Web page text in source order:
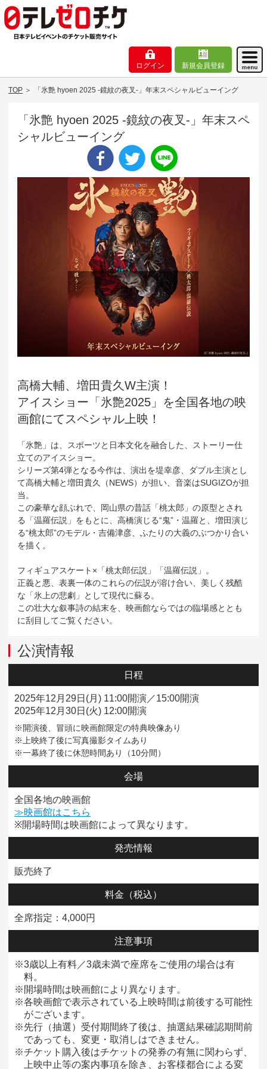
ログイン 新規会員登録
TOP ＞ 「氷艶 hyoen 2025 -鏡紋の夜叉-」年末スペシャルビューイング
「氷艶 hyoen 2025 -鏡紋の夜叉-」年末スペ
シャルビューイング
高橋大輔、増田貴久W主演！
アイスショー「氷艶2025」を全国各地の映
画館にてスペシャル上映！
「氷艶」は、スポーツと日本文化を融合した、ストーリー仕
立てのアイスショー。
シリーズ第4弾となる今作は、演出を堤幸彦、ダブル主演とし
て高橋大輔と増田貴久（NEWS）が担い、音楽はSUGIZOが担
当。
この豪華な顔ぶれで、岡山県の昔話「桃太郎」の原型とされ
る「温羅伝説」をもとに、高橋演じる“鬼”・温羅と、増田演じ
る“桃太郎”のモデル・吉備津彦、ふたりの大義のぶつかり合い
を描く。
フィギュアスケート×「桃太郎伝説」「温羅伝説」。
正義と悪、表裏一体のこれらの伝説が溶け合い、美しく残酷
な「氷上の悲劇」として現代に蘇る。
この壮大な叙事詩の結末を、映画館ならではの臨場感ととも
に刮目してご覧ください。
公演情報
日程
2025年12月29日(月) 11:00開演／15:00開演
2025年12月30日(火) 12:00開演
※開演後、冒頭に映画館限定の特典映像あり
※上映終了後に写真撮影タイムあり
※一幕終了後に休憩時間あり（10分間）
会場
全国各地の映画館
≫映画館はこちら
※開場時間は映画館によって異なります。
発売情報
販売終了
料金 （税込）
全席指定：4,000円
注意事項
※3歳以上有料／3歳未満で座席をご使用の場合は有
料。
※開場時間は映画館により異なります。
※各映画館で表示されている上映時間は前後する可能性
がございます。
※先行（抽選）受付期間終了後は、抽選結果確認期間前
であっても、変更・取消しはできません。
※チケット購入後はチケットの発券の有無に関わらず、
上映中止等の案内事項を除き、お客様都合による変